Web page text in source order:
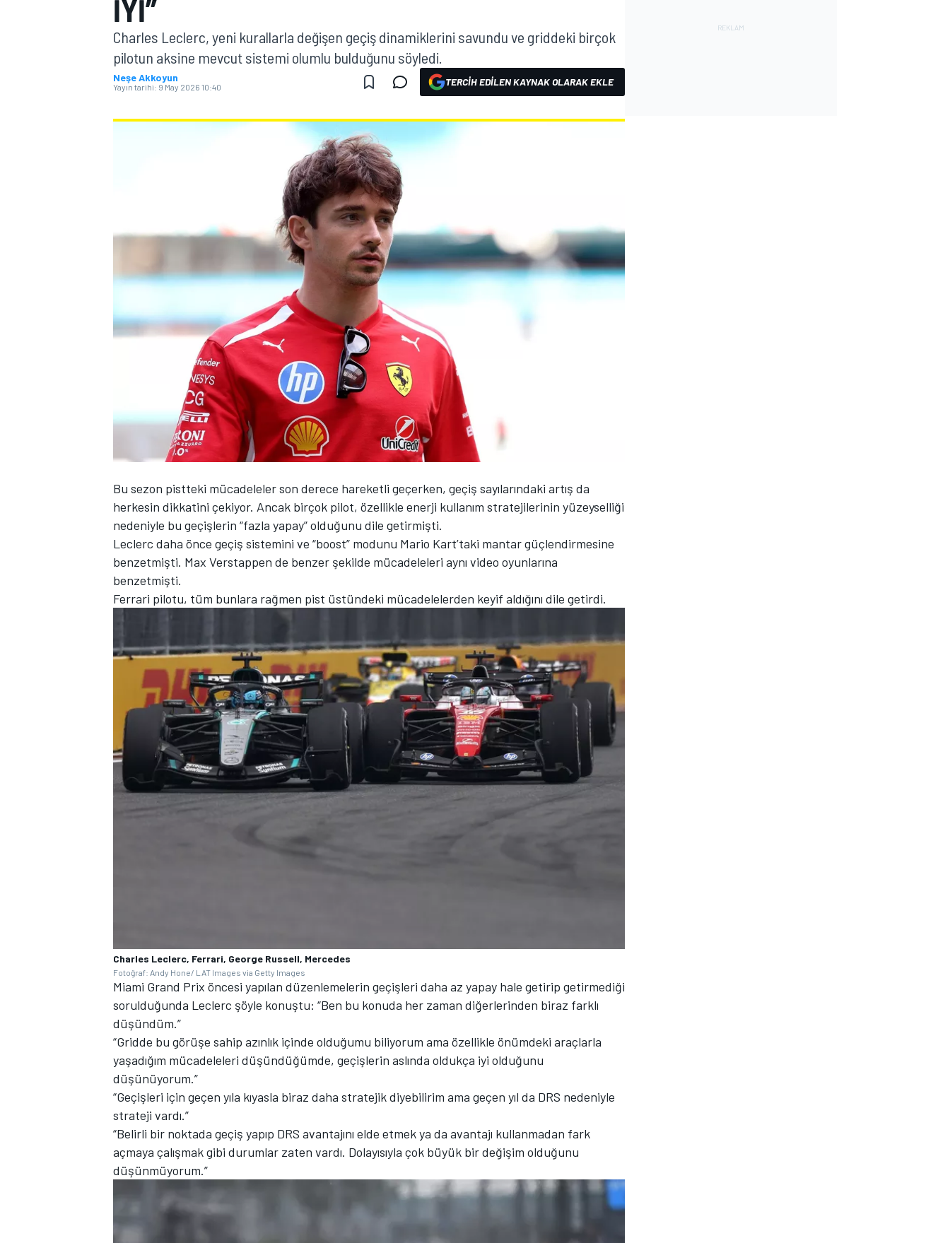
MOTOGP
WORLD SUPERBIKE
TÜRK SPORCULAR
IYI”
Charles Leclerc, yeni kurallarla değişen geçiş dinamiklerini savundu ve griddeki birçok
pilotun aksine mevcut sistemi olumlu bulduğunu söyledi.
Neşe Akkoyun
Yayın tarihi: 9 May 2026 10:40 TERCIH EDILEN KAYNAK OLARAK EKLE
Bu sezon pistteki mücadeleler son derece hareketli geçerken, geçiş sayılarındaki artış da
herkesin dikkatini çekiyor. Ancak birçok pilot, özellikle enerji kullanım stratejilerinin yüzeyselliği
nedeniyle bu geçişlerin “fazla yapay” olduğunu dile getirmişti.
Leclerc daha önce geçiş sistemini ve “boost” modunu Mario Kart’taki mantar güçlendirmesine
benzetmişti. Max Verstappen de benzer şekilde mücadeleleri aynı video oyunlarına
benzetmişti.
Ferrari pilotu, tüm bunlara rağmen pist üstündeki mücadelelerden keyif aldığını dile getirdi.
Charles Leclerc, Ferrari, George Russell, Mercedes
Fotoğraf: Andy Hone/ LAT Images via Getty Images
Miami Grand Prix öncesi yapılan düzenlemelerin geçişleri daha az yapay hale getirip getirmediği
sorulduğunda Leclerc şöyle konuştu: “Ben bu konuda her zaman diğerlerinden biraz farklı
düşündüm.”
“Gridde bu görüşe sahip azınlık içinde olduğumu biliyorum ama özellikle önümdeki araçlarla
yaşadığım mücadeleleri düşündüğümde, geçişlerin aslında oldukça iyi olduğunu
düşünüyorum.”
“Geçişleri için geçen yıla kıyasla biraz daha stratejik diyebilirim ama geçen yıl da DRS nedeniyle
strateji vardı.”
“Belirli bir noktada geçiş yapıp DRS avantajını elde etmek ya da avantajı kullanmadan fark
açmaya çalışmak gibi durumlar zaten vardı. Dolayısıyla çok büyük bir değişim olduğunu
düşünmüyorum.”